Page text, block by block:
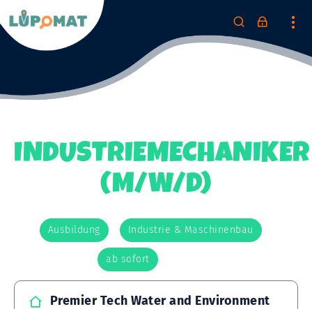
INDUSTRIEMECHANIKER
(M/W/D)
Ausbildung Industrie & Maschinenbau
ab sofort
Premier Tech Water and Environment